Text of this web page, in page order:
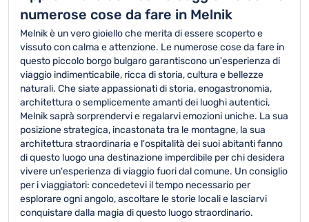
numerose cose da fare in Melnik
Melnik è un vero gioiello che merita di essere scoperto e
vissuto con calma e attenzione. Le numerose cose da fare in
questo piccolo borgo bulgaro garantiscono un'esperienza di
viaggio indimenticabile, ricca di storia, cultura e bellezze
naturali. Che siate appassionati di storia, enogastronomia,
architettura o semplicemente amanti dei luoghi autentici,
Melnik saprà sorprendervi e regalarvi emozioni uniche. La sua
posizione strategica, incastonata tra le montagne, la sua
architettura straordinaria e l'ospitalità dei suoi abitanti fanno
di questo luogo una destinazione imperdibile per chi desidera
vivere un'esperienza di viaggio fuori dal comune. Un consiglio
per i viaggiatori: concedetevi il tempo necessario per
esplorare ogni angolo, ascoltare le storie locali e lasciarvi
conquistare dalla magia di questo luogo straordinario.